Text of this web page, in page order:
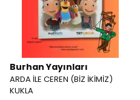
Burhan Yayınları
ARDA İLE CEREN (BİZ İKİMİZ)
KUKLA